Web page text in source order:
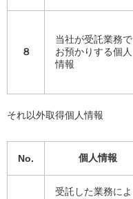
８
当社が受託業務で
お預かりする個人
情報
それ以外取得個人情報
No. 個人情報
受託した業務によ